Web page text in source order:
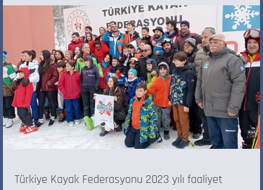
Türkiye Kayak Federasyonu 2023 yılı faaliyet